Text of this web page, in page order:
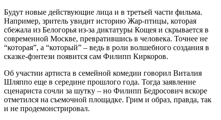
Будут новые действующие лица и в третьей части фильма.
Например, зритель увидит историю Жар-птицы, которая
сбежала из Белогорья из-за диктатуры Кощея и скрывается в
современной Москве, превратившись в человека. Точнее не
“которая”, а “который” – ведь в роли волшебного создания в
сказке-фэнтези появится сам Филипп Киркоров.
Об участии артиста в семейной комедии говорил Виталия
Шляппо еще в середине прошлого года. Тогда заявление
сценариста сочли за шутку – но Филипп Бедросович вскоре
отметился на съемочной площадке. Грим и образ, правда, так
и не продемонстрировал.